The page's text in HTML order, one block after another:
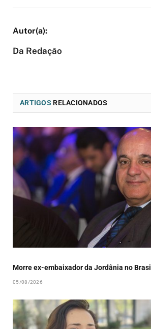
Da Redação
ARTIGOS RELACIONADOS
Morre ex-embaixador da Jordânia no Brasil
05/08/2026